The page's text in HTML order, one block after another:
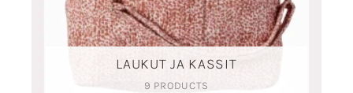
LAUKUT JA KASSIT
9 PRODUCTS